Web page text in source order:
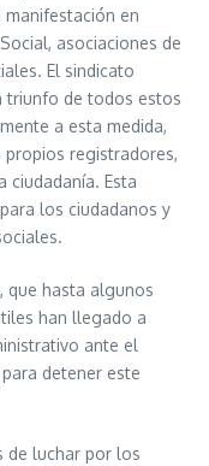
manifestación en
asociaciones de
El sindicato
triunfo de todos estos
a esta medida,
registradores,
ciudadanía. Esta
los ciudadanos y
que hasta algunos
han llegado a
ante el
detener este
de luchar por los